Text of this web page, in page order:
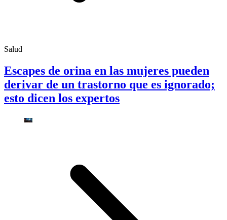
Salud
Escapes de orina en las mujeres pueden
derivar de un trastorno que es ignorado;
esto dicen los expertos